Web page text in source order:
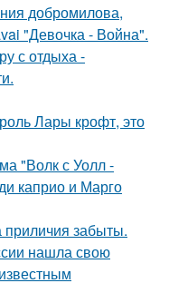
добромилова,
"Девочка - Война".
с отдыха -
Лары крофт, это
"Волк с Уолл -
каприо и Марго
забыты.
нашла свою